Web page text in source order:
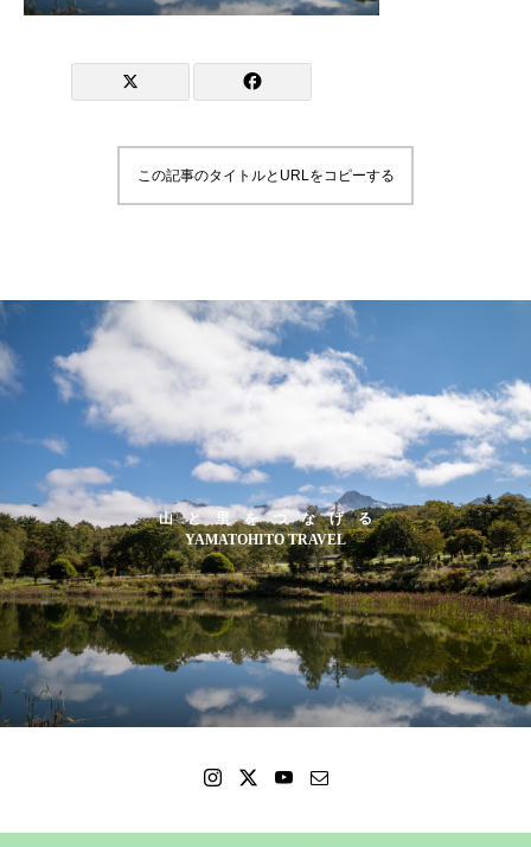
この記事のタイトルとURLをコピーする
山 と 里 を つ な げ る
YAMATOHITO TRAVEL